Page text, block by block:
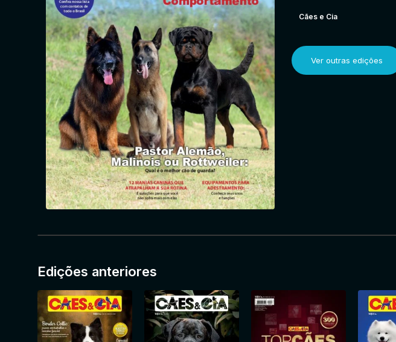
Cães e Cia
Ver outras edições
Edições anteriores